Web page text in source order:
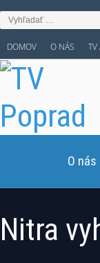
DOMOV O NÁS TV
O nás
Nitra